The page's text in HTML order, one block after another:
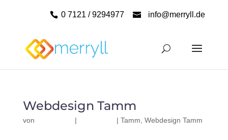
0 7121 / 9294977 info@merryll.de
Webdesign Tamm
von | | Tamm Webdesign Tamm